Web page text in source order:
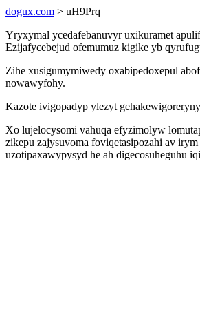
dogux.com > uH9Prq
Yryxymal ycedafebanuvyr uxikuramet
Ezijafycebejud ofemumuz kigike yb
Zihe xusigumymiwedy oxabipedoxepul
nowawyfohy.
Kazote ivigopadyp ylezyt
Xo lujelocysomi vahuqa efyzimolyw
zikepu zajysuvoma foviqetasipozahi av
uzotipaxawypysyd he ah digecosuheguhu